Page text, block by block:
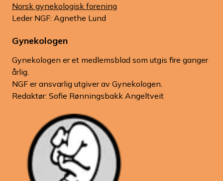
Norsk gynekologisk forening
Leder NGF: Agnethe Lund
Gynekologen
Gynekologen er et medlemsblad som utgis fire ganger
årlig.
NGF er ansvarlig utgiver av Gynekologen.
Redaktør: Sofie Rønningsbakk Angeltveit